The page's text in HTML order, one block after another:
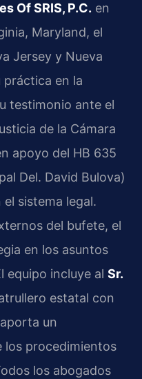
Of SRIS, P.C. en
Maryland, el
Jersey y Nueva
en la
testimonio ante el
de la Cámara
apoyo del HB 635
Del. David Bulova)
sistema legal.
del bufete, el
en los asuntos
equipo incluye al Sr.
estatal con
un
los procedimientos
los abogados